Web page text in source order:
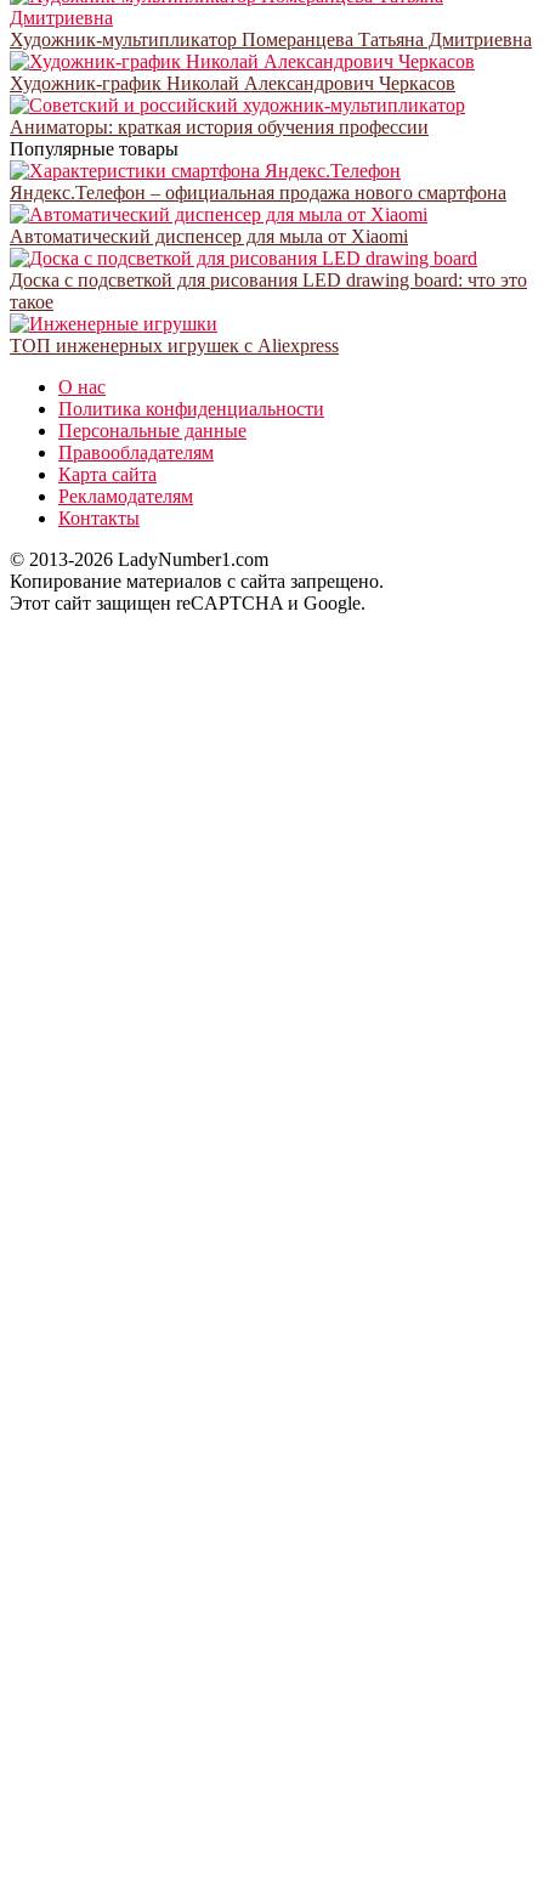
Художник-мультипликатор Померанцева Татьяна Дмитриевна
Художник-график Николай Александрович Черкасов
Аниматоры: краткая история обучения профессии
Популярные товары
Яндекс.Телефон – официальная продажа нового смартфона
Автоматический диспенсер для мыла от Xiaomi
Доска с подсветкой для рисования LED drawing board: что это
такое
ТОП инженерных игрушек с Aliexpress
О нас
Политика конфиденциальности
Персональные данные
Правообладателям
Карта сайта
Рекламодателям
Контакты
© 2013-2026 LadyNumber1.com
Копирование материалов c сайта запрещено.
Этот сайт защищен reCAPTCHA и Google.